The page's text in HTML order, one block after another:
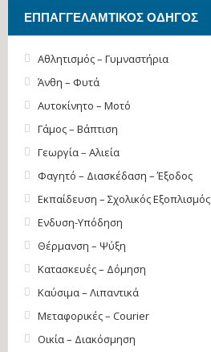
ΕΠΠΑΓΓΕΛΑΜΤΙΚΌΣ ΟΔΗΓΌΣ
Αθλητισμός – Γυμναστήρια
Άνθη – Φυτά
Αυτοκίνητο – Μοτό
Γάμος – Βάπτιση
Γεωργία – Αλιεία
Φαγητό – Διασκέδαση – Έξοδος
Εκπαίδευση – Σχολικός Eξοπλισμός
Ενδυση-Υπόδηση
Θέρμανση – Ψύξη
Κατασκευές – Δόμηση
Καύσιμα – Λιπαντικά
Μεταφορικές – Courier
Οικία – Διακόσμηση